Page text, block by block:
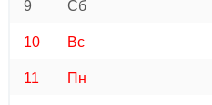
9 Сб
10 Вс
11 Пн